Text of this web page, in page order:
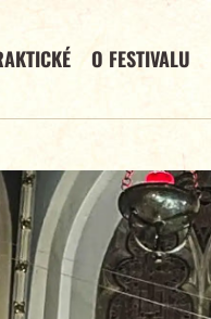
O FESTIVALU